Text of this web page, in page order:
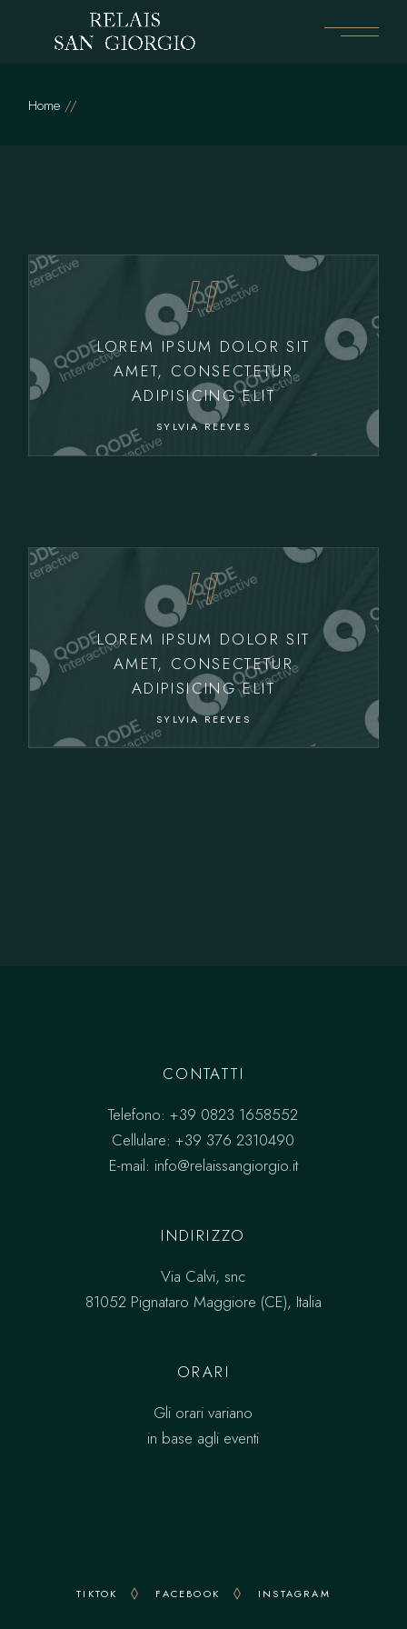
Home
LOREM IPSUM DOLOR SIT
AMET, CONSECTETUR
ADIPISICING ELIT
SYLVIA REEVES
LOREM IPSUM DOLOR SIT
AMET, CONSECTETUR
ADIPISICING ELIT
SYLVIA REEVES
CONTATTI
Telefono:+39 0823 1658552
Cellulare:+39 376 2310490
E-mail: info@relaissangiorgio.it
INDIRIZZO
Via Calvi, snc
81052 Pignataro Maggiore (CE), Italia
ORARI
Gli orari variano
in base agli eventi
TIKTOK FACEBOOK INSTAGRAM